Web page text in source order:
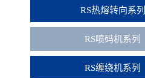
RS热熔转向系列
RS喷码机系列
RS缠绕机系列